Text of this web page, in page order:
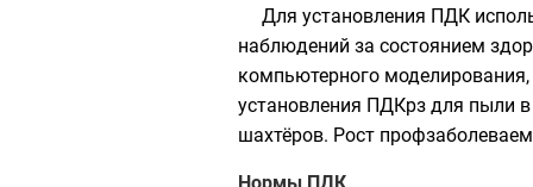
Для установления ПДК
наблюдений за состоянием
компьютерного
установления ПДКрз для пыли
шахтёров. Рост